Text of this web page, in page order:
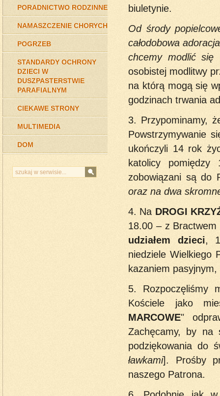
PORADNICTWO RODZINNE
NAMASZCZENIE CHORYCH
POGRZEB
STANDARDY OCHRONY
DZIECI W
DUSZPASTERSTWIE
PARAFIALNYM
CIEKAWE STRONY
MULTIMEDIA
DOM
biuletynie.
Od środy
całodobowa
chcemy modlić
osobistej modlitwy
na którą mogą się
godzinach trwania
3. Przypominamy,
Powstrzymywanie
ukończyli 14 rok
katolicy
zobowiązani są do
oraz na dwa
4. Na DROGI
18.00 – z
udziałem dzieci,
niedziele
kazaniem
5. Rozpoczęliśmy
Kościele jako
MARCOWE"
Zachęcamy, by na
podziękowania do
ławkami]. Prośby
naszego Patrona.